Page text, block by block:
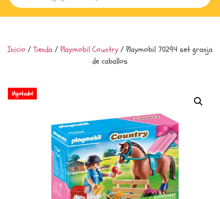
Inicio /Tienda / Playmobil Country / Playmobil 70294 set granja
de caballos
¡Agotado!